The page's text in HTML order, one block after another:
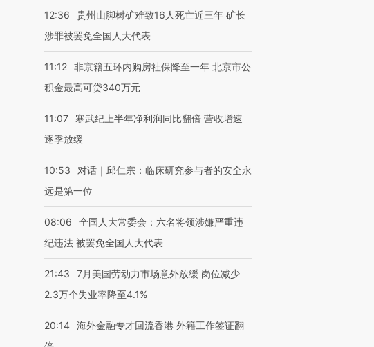
12:36
贵州山脚树矿难致16人死亡近三年 矿长
涉罪被罢免全国人大代表
11:12 非京籍五环内购房社保降至一年 北京市公
积金最高可贷340万元
11:07
寒武纪上半年净利润同比翻倍 营收增速
逐季放缓
10:53
对话｜邱仁宗：临床研究参与者的安全永
远是第一位
08:06
全国人大常委会：六名将领涉嫌严重违
纪违法 被罢免全国人大代表
21:43
7月美国劳动力市场意外放缓 岗位减少
2.3万个失业率降至4.1%
20:14 海外金融专才回流香港 外籍工作签证翻